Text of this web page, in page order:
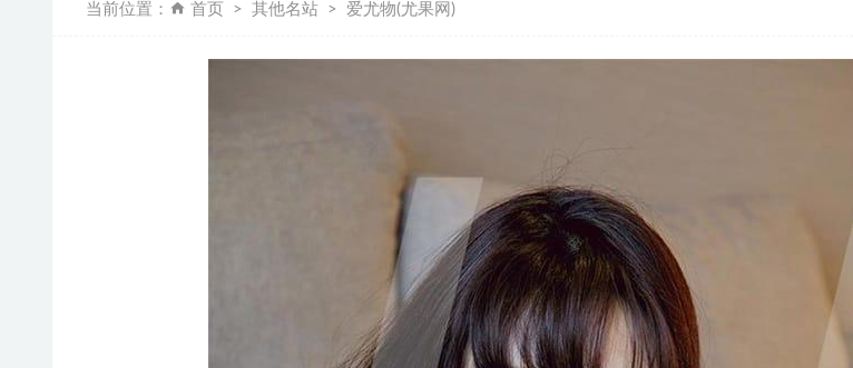
当前位置： 首页 其他名站 爱尤物(尤果网)
Imyuiichann – Ubel[12P-15MB]
Umeko J – cosplay Mavuika Genshin Impact [96P9V-1.25G]